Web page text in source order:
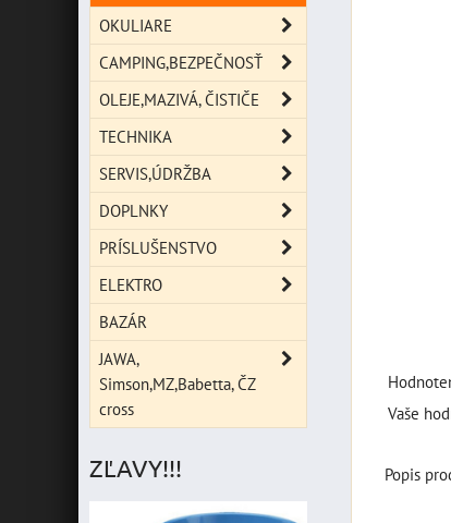
Vaše
Popis
OKULIARE
CAMPING,BEZPEČNOSŤ
OLEJE,MAZIVÁ, ČISTIČE
TECHNIKA
SERVIS,ÚDRŽBA
DOPLNKY
PRÍSLUŠENSTVO
ELEKTRO
BAZÁR
JAWA,
Simson,MZ,Babetta, ČZ
cross
ZĽAVY!!!